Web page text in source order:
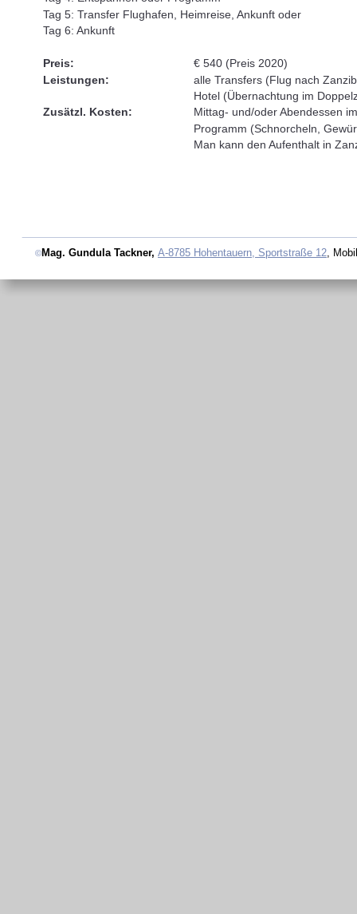
©Mag. Gundula Tackner, A-8785 Hohentauern, Sportstraße 12,
Tag 5: Transfer Flughafen, Heimreise, Ankunft oder
Tag 6: Ankunft
Preis:
€ 540 (Preis 2020)
Leistungen:
alle Transfers (Flug nach
Hotel (Übernachtung im
Zusätzl. Kosten:
Mittag- und/oder Abendessen
Programm (Schnorcheln,
Man kann den Aufenthalt in